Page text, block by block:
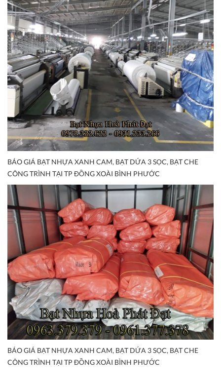
BÁO GIÁ BẠT NHỰA XANH CAM, BẠT DỨA 3 SỌC, BẠT CHE
CÔNG TRÌNH TẠI TP ĐỒNG XOÀI BÌNH PHƯỚC
BÁO GIÁ BẠT NHỰA XANH CAM, BẠT DỨA 3 SỌC, BẠT CHE
CÔNG TRÌNH TẠI TP ĐỒNG XOÀI BÌNH PHƯỚC